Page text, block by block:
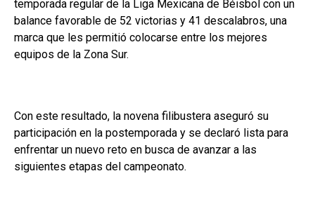
temporada regular de la Liga Mexicana de Béisbol con un
balance favorable de 52 victorias y 41 descalabros, una
marca que les permitió colocarse entre los mejores
equipos de la Zona Sur.
Con este resultado, la novena filibustera aseguró su
participación en la postemporada y se declaró lista para
enfrentar un nuevo reto en busca de avanzar a las
siguientes etapas del campeonato.